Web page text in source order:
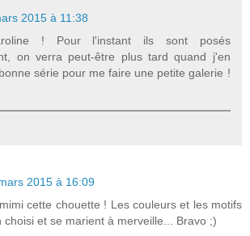
2015 à 11:38
! Pour l'instant ils sont posés
on verra peut-être plus tard quand j'en
série pour me faire une petite galerie !
2015 à 16:09
cette chouette ! Les couleurs et les motifs
choisi et se marient à merveille... Bravo ;)